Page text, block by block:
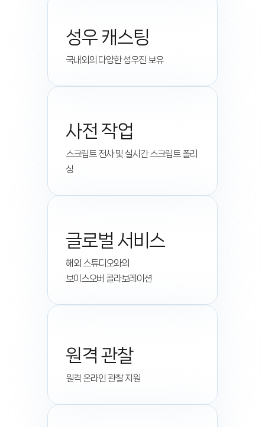
성우 캐스팅
국내외의 다양한 성우진 보유
사전 작업
스크립트 전사 및 실시간 스크립트 폴리
싱
글로벌 서비스
해외 스튜디오와의
보이스오버 콜라보레이션
원격 관찰
원격 온라인 관찰 지원